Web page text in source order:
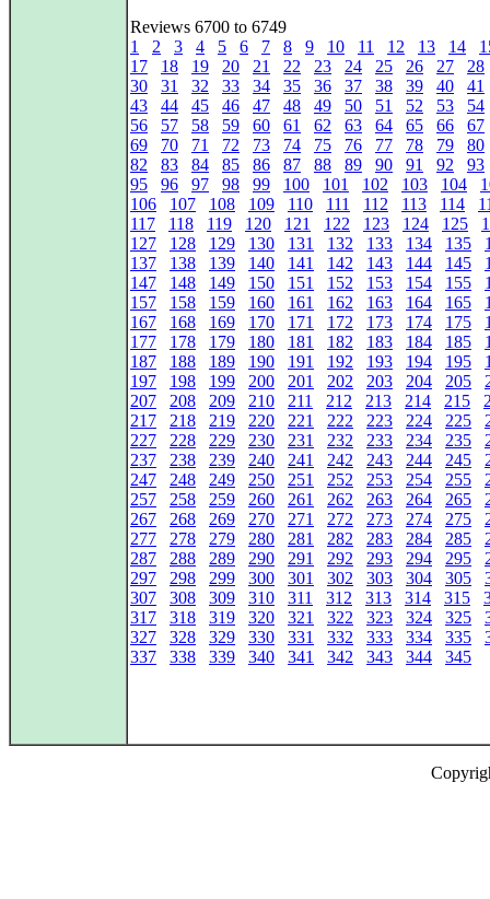
Reviews 6700 to 6749
1
2 3 4 5 6 7 8 9 10 11 12 13 14
17
18 19 20 21 22 23 24 25 26 27
28
30
31 32 33 34 35 36 37 38 39 40
41
43
44 45 46 47 48 49 50 51 52 53
54
56
57 58 59 60 61 62 63 64 65 66
67
69
70 71 72 73 74 75 76 77 78 79
80
82
83 84 85 86 87 88 89 90 91 92
93
95
96 97 98 99 100 101 102 103 104
106
107 108 109 110 111 112 113 114
117
118 119 120 121 122 123 124 125
127
128 129 130 131 132 133 134 135
137
138 139 140 141 142 143 144 145
147
148 149 150 151 152 153 154 155
157
158 159 160 161 162 163 164 165
167
168 169 170 171 172 173 174 175
177
178 179 180 181 182 183 184 185
187
188 189 190 191 192 193 194 195
197
198 199 200 201 202 203 204 205
207
208 209 210 211 212 213 214 215
217
218 219 220 221 222 223 224 225
227
228 229 230 231 232 233 234 235
237
238 239 240 241 242 243 244 245
247
248 249 250 251 252 253 254 255
257
258 259 260 261 262 263 264 265
267
268 269 270 271 272 273 274 275
277
278 279 280 281 282 283 284 285
287
288 289 290 291 292 293 294 295
297
298 299 300 301 302 303 304 305
307
308 309 310 311 312 313 314 315
317
318 319 320 321 322 323 324 325
327
328 329 330 331 332 333 334 335
337
338 339 340 341 342 343 344 345